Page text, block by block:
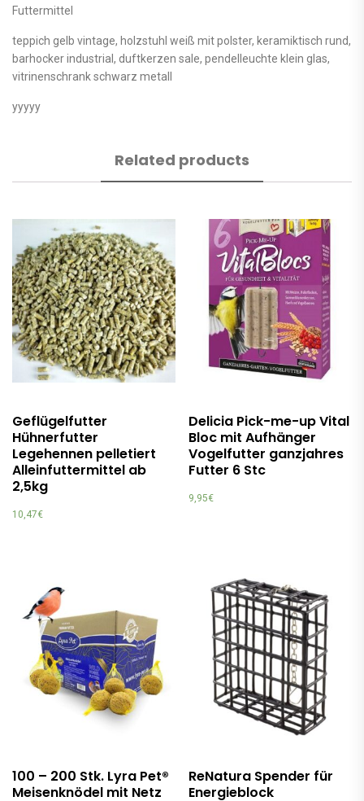
Futtermittel
teppich gelb vintage, holzstuhl weiß mit polster, keramiktisch rund,
barhocker industrial, duftkerzen sale, pendelleuchte klein glas,
vitrinenschrank schwarz metall
yyyyy
Related products
Geflügelfutter
Hühnerfutter
Legehennen pelletiert
Alleinfuttermittel ab
2,5kg
10,47€
Delicia Pick-me-up Vital
Bloc mit Aufhänger
Vogelfutter ganzjahres
Futter 6 Stc
9,95€
100 – 200 Stk. Lyra Pet®
Meisenknödel mit Netz
ReNatura Spender für
Energieblock